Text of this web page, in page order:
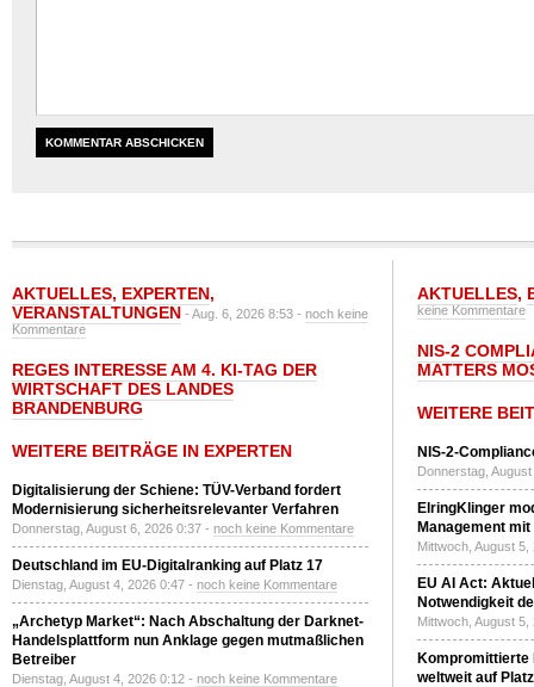
AKTUELLES, EXPERTEN,
VERANSTALTUNGEN - Aug. 6, 2026 8:53 - noch keine
Kommentare
REGES INTERESSE AM 4. KI-TAG DER
WIRTSCHAFT DES LANDES
BRANDENBURG
WEITERE BEITRÄGE IN EXPERTEN
Digitalisierung der Schiene: TÜV-Verband fordert
Modernisierung sicherheitsrelevanter Verfahren
Donnerstag, August 6, 2026 0:37 - noch keine Kommentare
Deutschland im EU-Digitalranking auf Platz 17
Dienstag, August 4, 2026 0:47 - noch keine Kommentare
„Archetyp Market“: Nach Abschaltung der Darknet-
Handelsplattform nun Anklage gegen mutmaßlichen
Betreiber
Dienstag, August 4, 2026 0:12 - noch keine Kommentare
AKTUELLES,
keine Kommentare
NIS-2
MATTERS
WEITERE
NIS-2-
Donnerstag,
ElringKlinger
Management
Mittwoch, August
EU AI Act:
Notwendigkeit
Mittwoch, August
Kompromittierte
weltweit auf